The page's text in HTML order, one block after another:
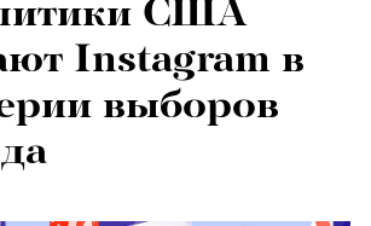
США
Instagram в
выборов